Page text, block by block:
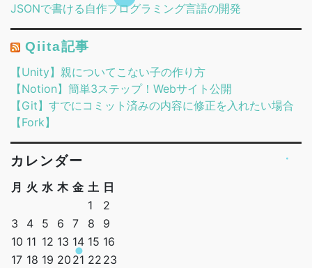
JSONで書ける自作プログラミング言語の開発
Qiita記事
【Unity】親についてこない子の作り方
【Notion】簡単3ステップ！Webサイト公開
【Git】すでにコミット済みの内容に修正を入れたい場合
【Fork】
カレンダー
月 火 水 木 金 土 日
1
2
3
4 5 6 7 8
9
10 11 12 13 14 15 16
17 18 19 20 21 22 23